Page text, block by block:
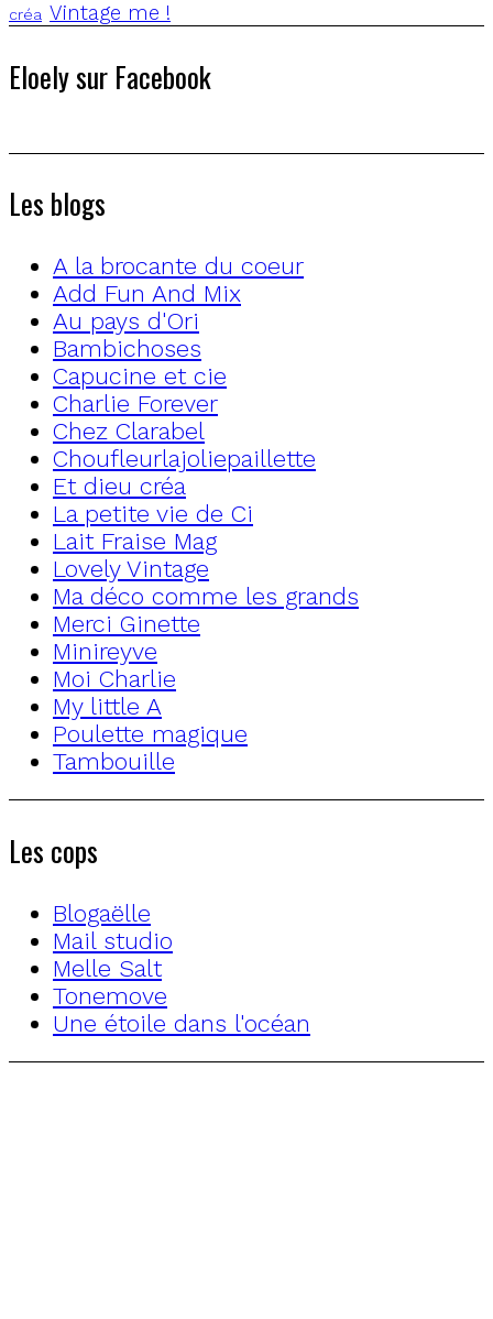
créa Vintage me !
Eloely sur Facebook
Les blogs
A la brocante du coeur
Add Fun And Mix
Au pays d'Ori
Bambichoses
Capucine et cie
Charlie Forever
Chez Clarabel
Choufleurlajoliepaillette
Et dieu créa
La petite vie de Ci
Lait Fraise Mag
Lovely Vintage
Ma déco comme les grands
Merci Ginette
Minireyve
Moi Charlie
My little A
Poulette magique
Tambouille
Les cops
Blogaëlle
Mail studio
Melle Salt
Tonemove
Une étoile dans l'océan